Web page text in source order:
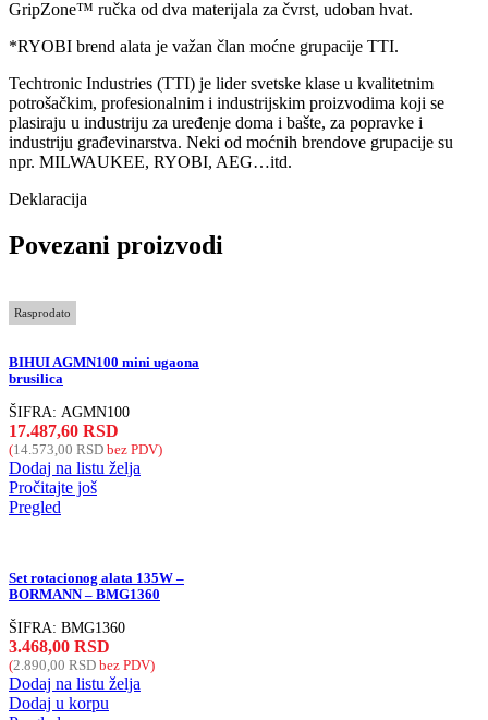
GripZone™ ručka od dva materijala za čvrst, udoban hvat.
*RYOBI brend alata je važan član moćne grupacije TTI.
Techtronic Industries (TTI) je lider svetske klase u kvalitetnim
potrošačkim, profesionalnim i industrijskim proizvodima koji se
plasiraju u industriju za uređenje doma i bašte, za popravke i
industriju građevinarstva. Neki od moćnih brendove grupacije su
npr. MILWAUKEE, RYOBI, AEG…itd.
Deklaracija
Povezani proizvodi
Rasprodato
BIHUI AGMN100 mini ugaona
brusilica
ŠIFRA: AGMN100
17.487,60 RSD
(14.573,00 RSD bez PDV)
Dodaj na listu želja
Pročitajte još
Pregled
Set rotacionog alata 135W –
BORMANN – BMG1360
ŠIFRA: BMG1360
3.468,00 RSD
(2.890,00 RSD bez PDV)
Dodaj na listu želja
Dodaj u korpu